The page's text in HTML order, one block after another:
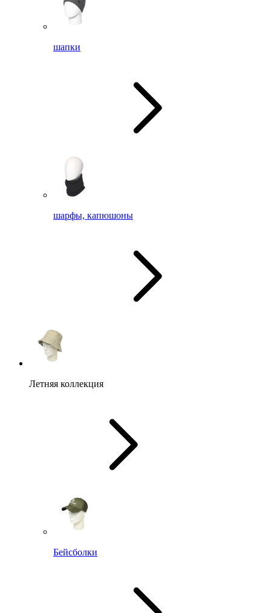
шапки
шарфы, капюшоны
Летняя коллекция
Бейсболки